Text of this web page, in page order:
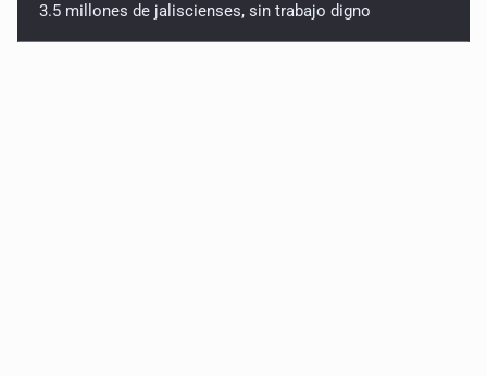
3.5 millones de jaliscienses, sin trabajo digno